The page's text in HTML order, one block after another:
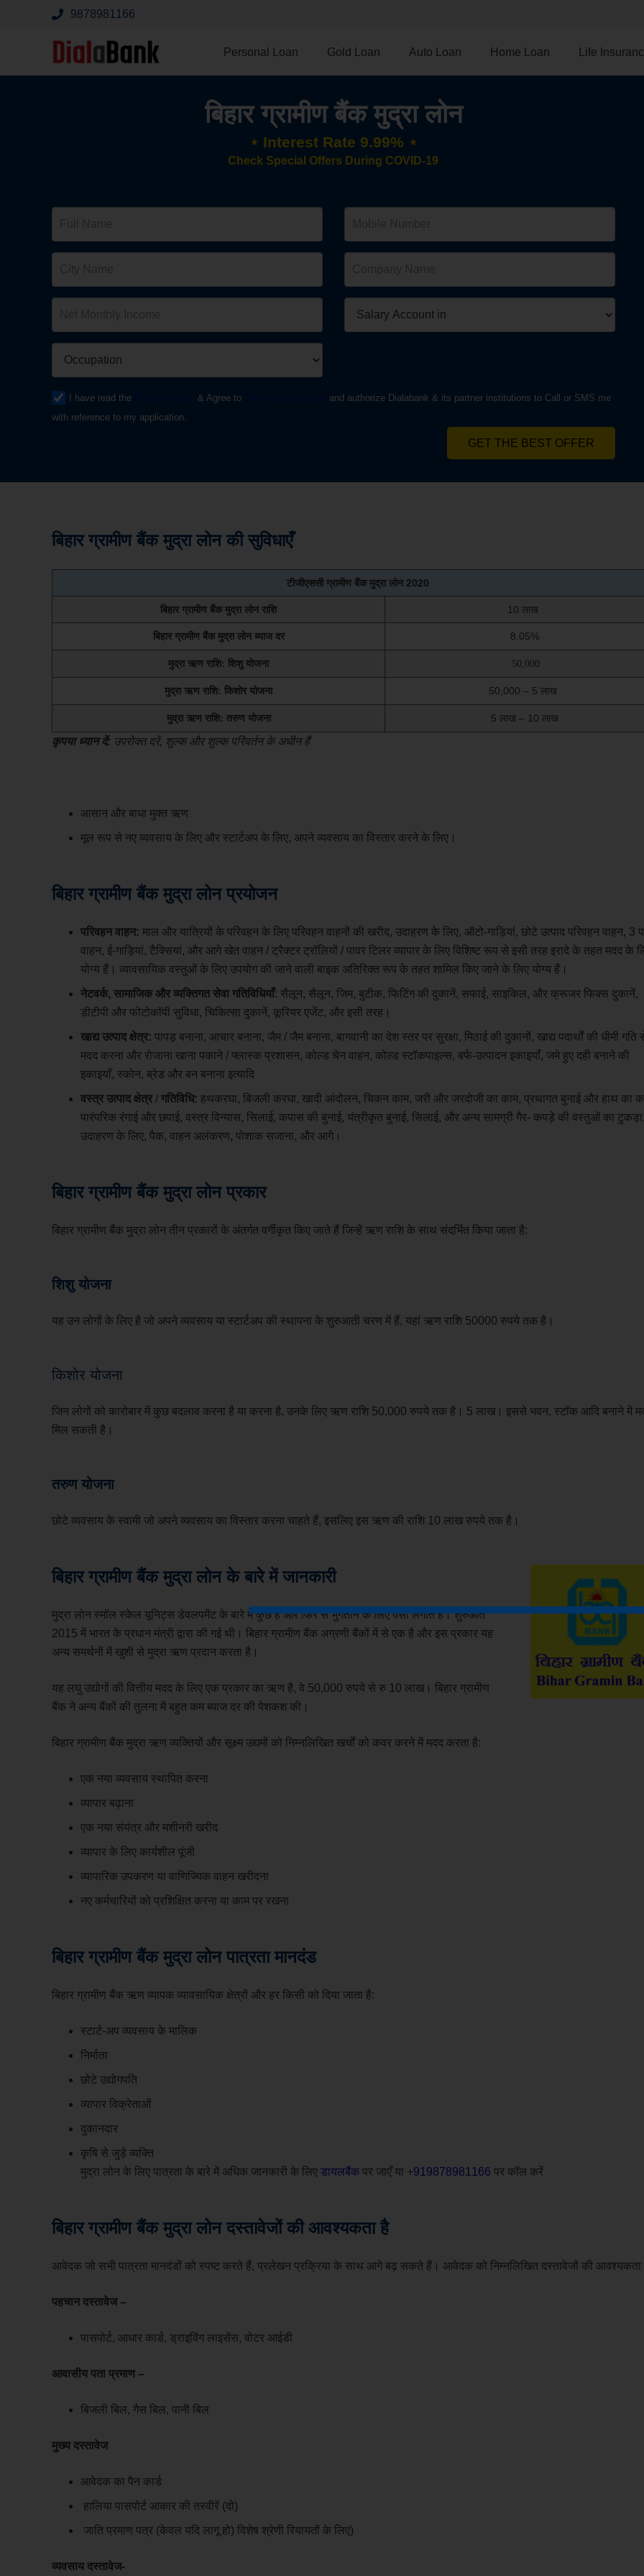
9878981166
Personal Loan Gold Loan Auto Loan Home Loan Life
बिहार ग्रामीण बैंक मुद्रा लोन
⋆ Interest Rate 9.99% ⋆
Check Special Offers During COVID-19
I have read the & Agree to
and authorize Dialabank & its partner institutions to Call or SMS me
with reference to my application.
GET THE BEST OFFER
बिहार ग्रामीण बैंक मुद्रा लोन कीसुविधाएँ
टीजीएससी ग्रामीण बैंक मुद्रा लोन 2020
बिहार ग्रामीण बैंक मुद्रा लोन राशि 10 लाख
बिहार ग्रामीण बैंक मुद्रा लोन ब्याज दर 8.05%
मुद्रा ऋण राशि: शिशु योजना 50,000
मुद्रा ऋण राशि: किशोर योजना 50,000 – 5 लाख
मुद्रा ऋण राशि: तरुण योजना 5 लाख – 10 लाख
कृपया ध्यान दें: उपरोक्त दरें, शुल्क और शुल्क परिवर्तन के अधीन हैं
आसान और बाधा मुक्त ऋण
मूल रूप से नए व्यवसाय के लिए और स्टार्टअप के लिए, अपने व्यवसाय का विस्तार करने के लिए।
बिहार ग्रामीण बैंक मुद्रा लोन प्रयोजन
परिवहन वाहन: माल और यात्रियों के परिवहन के लिए परिवहन वाहनों की खरीद, उदाहरण के लिए, ऑटो-गाड़ियां, छोटे उत्पाद परिवहन वाहन, 3
वाहन, ई-गाड़ियां, टैक्सियां, और आगे खेत वाहन / ट्रैक्टर ट्रॉलियों / पावर टिलर व्यापार के लिए विशिष्ट रूप से इसी तरह इरादे के तहत मदद के
योग्य हैं। व्यावसायिक वस्तुओं के लिए उपयोग की जाने वाली बाइक अतिरिक्त रूप के तहत शामिल किए जाने के लिए योग्य हैं।
नेटवर्क, सामाजिक और व्यक्तिगत सेवा गतिविधियाँ: सैलून, सैलून, जिम, बुटीक, फिटिंग की दुकानें, सफाई, साइकिल, और क्रूजर फिक्स दुकानें,
डीटीपी और फोटोकॉपी सुविधा, चिकित्सा दुकानें, कूरियर एजेंट, और इसी तरह।
खाद्य उत्पाद क्षेत्र: पापड़ बनाना, आचार बनाना, जैम / जैम बनाना, बागवानी का देश स्तर पर सुरक्षा, मिठाई की दुकानों, खाद्य पदार्थों की धीमी गति
मदद करना और रोजाना खाना पकाने / फ्लास्क प्रशासन, कोल्ड चेन वाहन, कोल्ड स्टॉकपाइल्स, बर्फ-उत्पादन इकाइयाँ, जमे हुए दही बनाने की
इकाइयाँ, स्कोन, ब्रेड और बन बनाना इत्यादि
वस्त्र उत्पाद क्षेत्र/ गतिविधि: हथकरघा, बिजली करघा, खादी आंदोलन, चिकन काम, जरी और जरदोजी का काम, प्रथागत बुनाई और हाथ का
पारंपरिक रंगाई और छपाई, वस्त्र विन्यास, सिलाई, कपास की बुनाई, यंत्रीकृत बुनाई, सिलाई, और अन्य सामग्री गैर- कपड़े की वस्तुओं का
उदाहरण के लिए, पैक, वाहन अलंकरण, पोशाक सजाना, और आगे।
बिहार ग्रामीण बैंक मुद्रा लोन प्रकार
बिहार ग्रामीण बैंक मुद्रा लोन तीन प्रकारों के अंतर्गत वर्गीकृत किए जाते हैं जिन्हें ऋण राशि के साथ संदर्भित किया जाता है:
शिशु योजना
यह उन लोगों के लिए है जो अपने व्यवसाय या स्टार्टअप की स्थापना के शुरुआती चरण में हैं, यहां ऋण राशि 50000 रुपये तक है।
किशोर योजना
जिन लोगों को कारोबार में कुछ बदलाव करना है या करना है, उनके लिए ऋण राशि 50,000 रुपये तक है। 5 लाख। इससे भवन, स्टॉक आदि बनाने में
मिल सकती है।
तरुण योजना
छोटे व्यवसाय के स्वामी जो अपने व्यवसाय का विस्तार करना चाहते हैं, इसलिए इस ऋण की राशि 10 लाख रुपये तक है।
बिहार ग्रामीण बैंक मुद्रा लोन के बारे में जानकारी
मुद्रा लोन स्मॉल स्केल यूनिट्स डेवलपमेंट के बारे में कुछ है और फिर से भुगतान के लिए पैसा लगाते हैं। शुरुआत
2015 में भारत के प्रधान मंत्री द्वारा की गई थी। बिहार ग्रामीण बैंक अग्रणी बैंकों में से एक है और इस प्रकार यह
अन्य समर्थनों में खुशी से मुद्रा ऋण प्रदान करता है।
यह लघु उद्योगों की वित्तीय मदद के लिए एक प्रकार का ऋण है, वे 50,000 रुपये से रु 10 लाख। बिहार ग्रामीण
बैंक ने अन्य बैंकों की तुलना में बहुत कम ब्याज दर की पेशकश की।
बिहार ग्रामीण बैंक मुद्रा ऋण व्यक्तियों और सूक्ष्म उद्यमों को निम्नलिखित खर्चों को कवर करने में मदद करता है:
एक नया व्यवसाय स्थापित करना
व्यापार बढ़ाना
एक नया संयंत्र और मशीनरी खरीद
व्यापार के लिए कार्यशील पूंजी
व्यापारिक उपकरण या वाणिज्यिक वाहन खरीदना
नए कर्मचारियों को प्रशिक्षित करना या काम पर रखना
बिहार ग्रामीण बैंक मुद्रा लोन पात्रता मानदंड
बिहार ग्रामीण बैंक ऋण व्यापक व्यावसायिक क्षेत्रों और हर किसी को दिया जाता है:
स्टार्ट-अप व्यवसाय के मालिक
निर्माता
छोटे उद्योगपति
व्यापार विक्रेताओं
दुकानदार
कृषि से जुड़े व्यक्ति
मुद्रा लोन के लिए पात्रता के बारे में अधिक जानकारी के लिए डायलबैंक पर जाएँ या +919878981166 पर कॉल करें
बिहार ग्रामीण बैंक मुद्रा लोन दस्तावेजों की आवश्यकता है
आवेदक जो सभी पात्रता मानदंडों को स्पष्ट करते हैं, प्रलेखन प्रक्रिया के साथ आगे बढ़ सकते हैं। आवेदक को निम्नलिखित दस्तावेजों की आवश्यकता
पहचान दस्तावेज –
पासपोर्ट, आधार कार्ड, ड्राइविंग लाइसेंस, वोटर आईडी
आवासीय पता प्रमाण –
बिजली बिल, गैस बिल, पानी बिल
मुख्य दस्तावेज
आवेदक का पैन कार्ड
हालिया पासपोर्ट आकार की तस्वीरें (दो)
जाति प्रमाण पत्र (केवल यदि लागू हो) विशेष श्रेणी रियायतों के लिए)
व्यवसाय दस्तावेज-